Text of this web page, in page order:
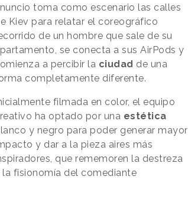
toma como escenario las calles
Kiev para relatar el coreográfico
de un hombre que sale de su
se conecta a sus AirPods y
a percibir la ciudad de una
completamente diferente.
filmada en color, el equipo
ha optado por una estética
y negro para poder generar mayor
y dar a la pieza aires más
que rememoren la destreza
la fisionomía del comediante